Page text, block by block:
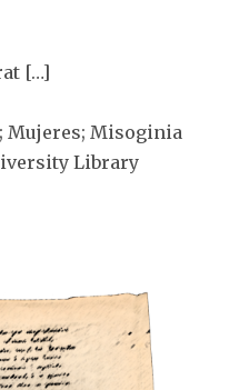
[…]
Mujeres; Misoginia
Library